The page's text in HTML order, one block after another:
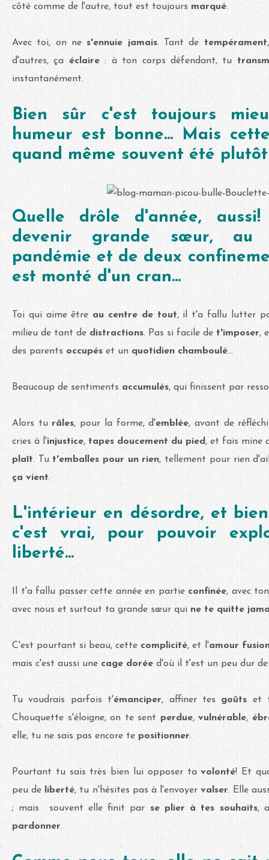
côté comme de l'autre, tout est toujours marqué.
Avec toi, on nes'ennuie jamais. Tant de tempérament
d'autres, ça éclaire: à ton corps défendant, tu
instantanément.
Bien sûr c'est toujours
humeur est bonne... Mais
quand même souvent été
Quelle drôle d'année,
devenir grande sœur, au
pandémie et de deux
est monté d'un cran...
Toi qui aime être au centre de tout, il t'a fallu lutter
milieu de tant de distractions. Pas si facile de t'imposer,
des parents occupés et un quotidien chamboulé...
Beaucoup de sentiments accumulés, qui finissent par
Alors tu râles, pour la forme, d'emblée, avant de
cries à l'injustice, tapes doucement du pied , et fais mine
plaît. Tu t'emballes pour un rien, tellement pour rien
ça vient.
L'intérieur en désordre, et
c'est vrai, pour pouvoir
liberté...
Il t'a fallu passer cette année en partie confinée, avec
avec nous et surtout ta grande sœur qui ne te quitte
C'est pourtant si beau, cette complicité, et l'amour
mais c'est aussi une cage dorée d'où il t'est un peu dur
Tu voudrais parfois t'émanciper, affiner tes goûts et
Chouquette s'éloigne, on te sent perdue, vulnérable,
elle, tu ne sais pas encore te positionner.
Pourtant tu sais très bien lui opposer tavolonté! Et
peu de
liberté, tu n'hésites pas à l'envoyervalser. Elle
; mais souvent elle finit par se plier à tes souhaits,
pardonner.